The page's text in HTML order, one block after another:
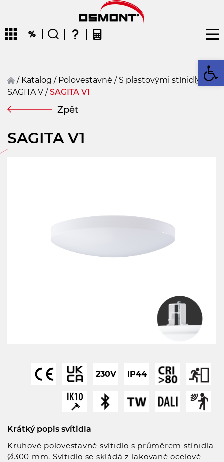
CZENDEFRFIN
/ Katalog / polovestavné / S plastovými stínidly
/
SAGITA V / SAGITA V1
Zpět
Krátký popis svítidla
Kruhové polovestavné svítidlo s průměrem stínidla
Ø300 mm. Svítidlo se skládá z lakované ocelové
SAGITA V1
230V IP44